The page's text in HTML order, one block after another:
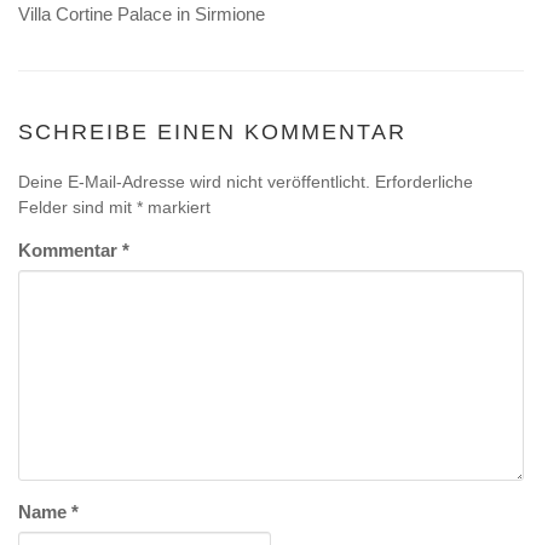
Villa Cortine Palace in Sirmione
SCHREIBE EINEN KOMMENTAR
Deine E-Mail-Adresse wird nicht veröffentlicht. Erforderliche
Felder sind mit * markiert
Kommentar *
Name *